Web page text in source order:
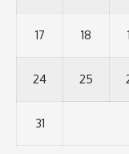
17 18
24 25
31